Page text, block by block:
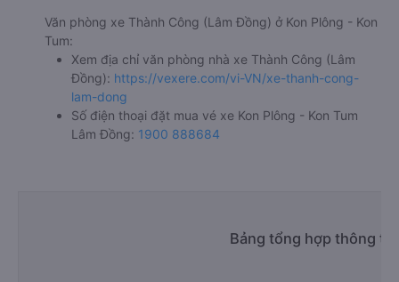
Văn phòng xe Thành Công (Lâm Đồng) ở Kon Plông - Kon
Tum:
Xem địa chỉ văn phòng nhà xe Thành Công (Lâm
Đồng): https://vexere.com/vi-VN/xe-thanh-cong-
lam-dong
Số điện thoại đặt mua vé xe Kon Plông - Kon Tum
Lâm Đồng: 1900 888684
Bảng tổng hợp thông